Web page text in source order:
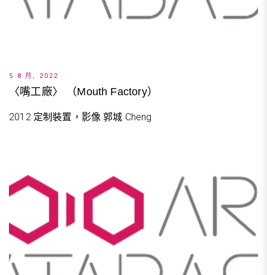
5 8 月, 2022
〈嘴工廠〉 （Mouth Factory）
2012 定制裝置，影像 郭城 Cheng